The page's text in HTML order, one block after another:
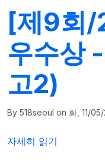
[제9회/
우수상
고2)
By 518seoul on 화, 11/
[제9회/2013년/그림]
자세히 읽기